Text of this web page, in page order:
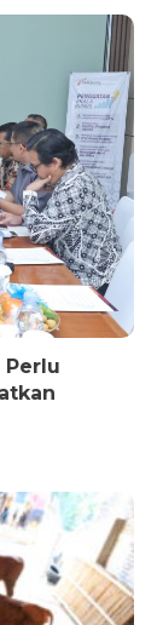
Perlu